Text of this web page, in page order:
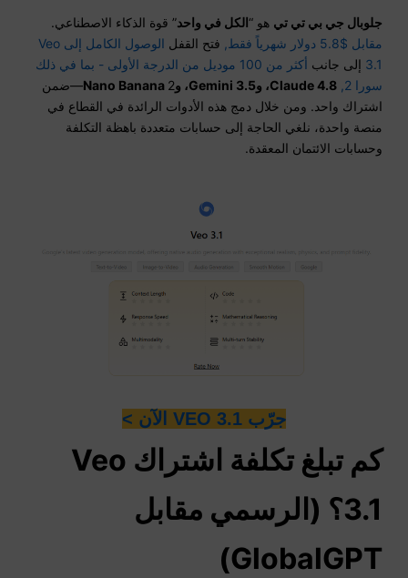
جلوبال جي بي تي تي هو “الكل في واحد” قوة الذكاء الاصطناعي.
مقابل $5.8 دولار شهرياً فقط,
فتح القفل
الوصول الكامل إلى Veo
3.1 إلى جانب
أكثر من 100 موديل من الدرجة الأولى - بما في ذلك
سورا 2,
Claude 4.8، وGemini 3.5، وNano Banana
2—ضمن
اشتراك واحد. ومن خلال دمج هذه الأدوات الرائدة في القطاع في
منصة واحدة، نلغي الحاجة إلى حسابات متعددة باهظة التكلفة
وحسابات الائتمان المعقدة.
جرّب VEO 3.1 الآن >
كم تبلغ تكلفة اشتراك Veo
3.1؟ (الرسمي مقابل
GlobalGPT)